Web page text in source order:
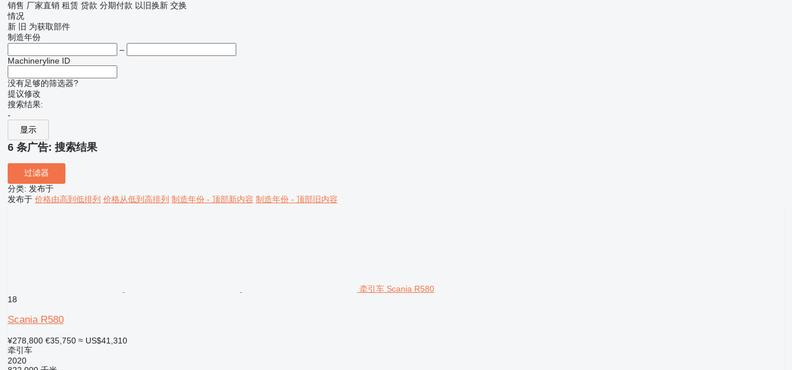
销售 厂家直销 租赁 贷款 分期付款 以旧换新 交换
情况
新 旧 为获取部件
制造年份
–
Machineryline ID
没有足够的筛选器?
提议修改
搜索结果:
-
显示
6 条广告: 搜索结果
过滤器
分类: 发布于
发布于 价格由高到低排列 价格从低到高排列 制造年份 - 顶部新内容 制造年份 - 顶部旧内容
牵引车 Scania R580
18
Scania R580
¥278,800 €35,750 ≈ US$41,310
牵引车
2020